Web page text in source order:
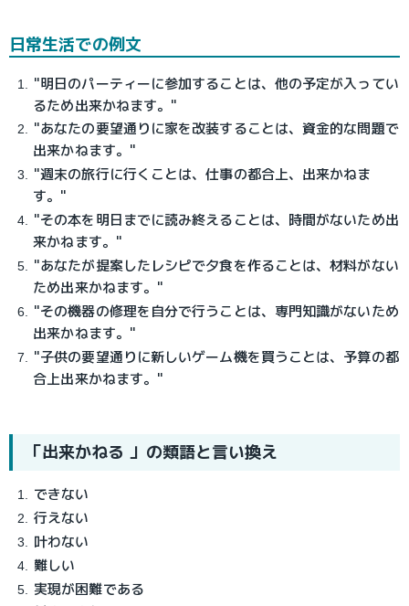
日常生活での例文
"明日のパーティーに参加することは、他の予定が入ってい
るため出来かねます。"
"あなたの要望通りに家を改装することは、資金的な問題で
出来かねます。"
"週末の旅行に行くことは、仕事の都合上、出来かねま
す。"
"その本を明日までに読み終えることは、時間がないため出
来かねます。"
"あなたが提案したレシピで夕食を作ることは、材料がない
ため出来かねます。"
"その機器の修理を自分で行うことは、専門知識がないため
出来かねます。"
"子供の要望通りに新しいゲーム機を買うことは、予算の都
合上出来かねます。"
「出来かねる 」の類語と言い換え
できない
行えない
叶わない
難しい
実現が困難である